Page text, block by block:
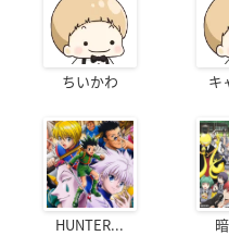
ちいかわ キ
HUNTER...